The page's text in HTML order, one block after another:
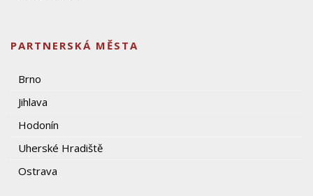
PARTNERSKÁ MĚSTA
Brno
Jihlava
Hodonín
Uherské Hradiště
Ostrava